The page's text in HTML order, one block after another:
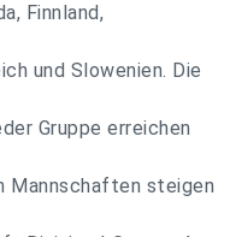
Finnland,
und Slowenien. Die
Gruppe erreichen
steigen